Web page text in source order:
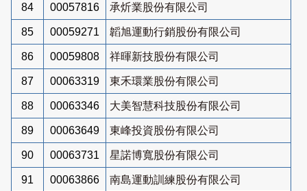
84 00057816 承炘業股份有限公司
85 00059271 韜旭運動行銷股份有限公司
86 00059808 祥暉新技股份有限公司
87 00063319 東禾環業股份有限公司
88 00063346 大美智慧科技股份有限公司
89 00063649 東峰投資股份有限公司
90 00063731 星諾博寬股份有限公司
91 00063866 南島運動訓練股份有限公司